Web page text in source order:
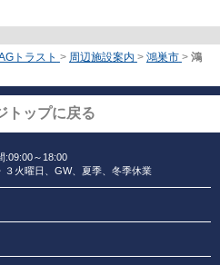
トラスト > 周辺施設案内 > 鴻巣市 > 鴻
トップに戻る
:09:00～18:00
３火曜日、GW、夏季、冬季休業